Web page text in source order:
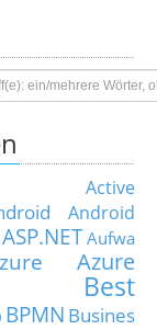
Active
Android
ASP.NETAufwa
Azure
Best
BPMN Busines